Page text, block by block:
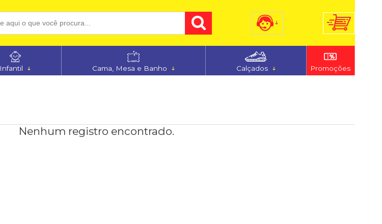
(48) 3255-7186
Infantil Cama, Mesa e Banho Calçados Promoções
Nenhum registro encontrado.